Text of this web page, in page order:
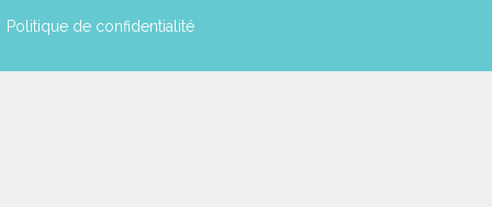
Politique de confidentialité